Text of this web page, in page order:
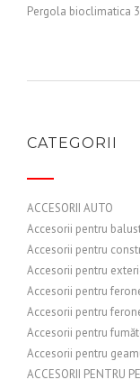
Pergola bioclimatica
CATEGORII
ACCESORII AUTO
Accesorii pentru
Accesorii pentru
Accesorii pentru
Accesorii pentru
Accesorii pentru
Accesorii pentru
Accesorii pentru
ACCESORII PENTRU